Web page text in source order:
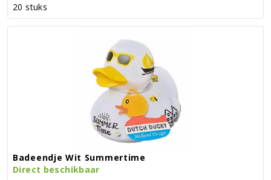
20 stuks
Badeendje Wit Summertime
Direct beschikbaar